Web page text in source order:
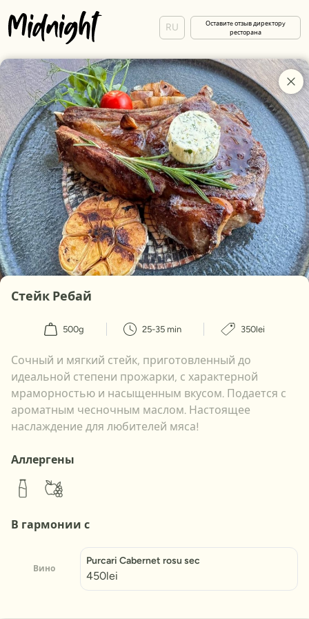
RU
Оставитe отзыв директорy
ресторана
Стейк Ребай
500g 25-35 min 350lei
Сочный и мягкий стейк, приготовленный до
идеальной степени прожарки, с характерной
мраморностью и насыщенным вкусом. Подается с
ароматным чесночным маслом. Настоящее
наслаждение для любителей мяса!
Аллергены
В гармонии с
Вино
Purcari Cabernet rosu sec
450lei